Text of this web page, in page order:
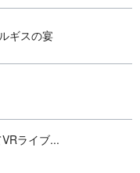
ギスの宴
ライブ...